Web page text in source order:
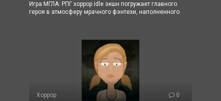
Игра МГЛА: РПГ хоррор idle экшн погружает главного
героя в атмосферу мрачного фэнтези, наполненного
Хоррор 0